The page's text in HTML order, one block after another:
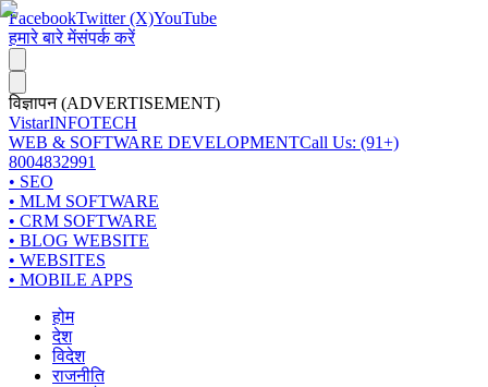
FacebookTwitter (X)YouTube
हमारे बारे मेंसंपर्क करें
विज्ञापन (ADVERTISEMENT)
VistarINFOTECH
WEB & SOFTWARE DEVELOPMENTCall Us: (91+)
8004832991
• SEO
• MLM SOFTWARE
• CRM SOFTWARE
• BLOG WEBSITE
• WEBSITES
• MOBILE APPS
होम
देश
विदेश
राजनीति